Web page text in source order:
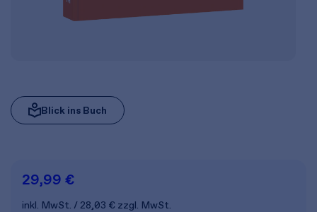
Blick ins Buch
29,99 €
inkl. MwSt. 28,03 € zzgl. MwSt.